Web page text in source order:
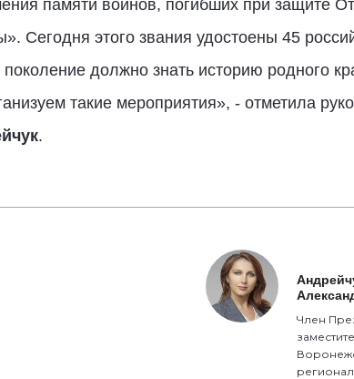
памяти воинов, погибших при защите
Сегодня этого звания удостоены 45
должно знать историю родного
такие мероприятия», - отметила
.
Член